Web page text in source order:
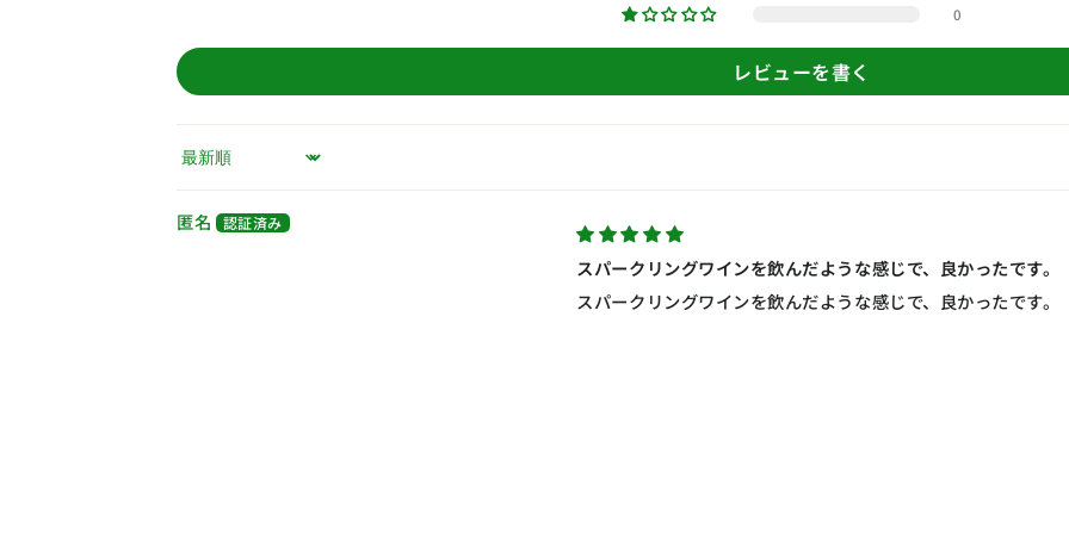
0
レビューを書く
Sort by
匿名
スパークリングワインを飲んだような感じで、良かったです。
スパークリングワインを飲んだような感じで、良かったです。